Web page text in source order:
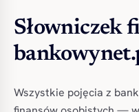
Słowniczek
Wszystkie pojęcia z